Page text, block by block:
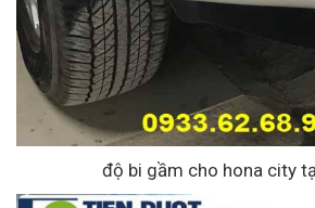
độ bi gầm cho hona city